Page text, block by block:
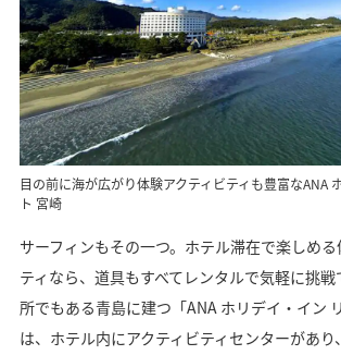
目の前に海が広がり体験アクティビティも豊富なANA
ト 宮崎
サーフィンもその一つ。ホテル滞在で楽しめる
ティなら、道具もすべてレンタルで気軽に挑
所でもある青島に建つ「ANA ホリデイ・イン
は、ホテル内にアクティビティセンターがあり